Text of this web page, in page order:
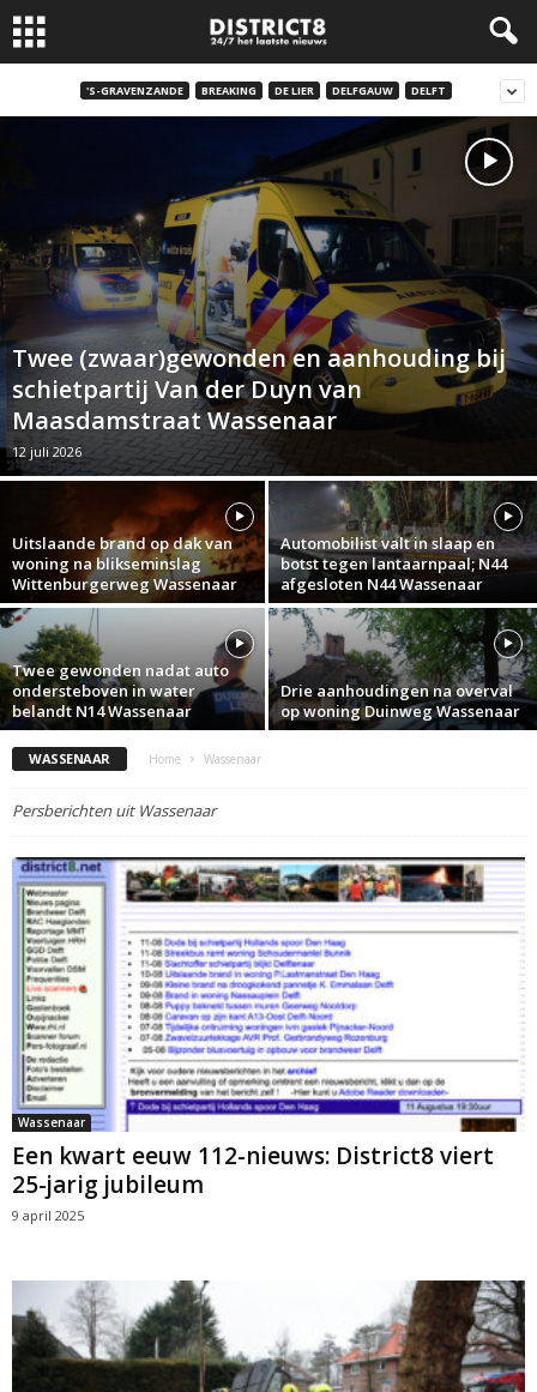
'S-GRAVENZANDE BREAKING DE LIER DELFGAUW DELFT
Twee (zwaar)gewonden en aanhouding bij
schietpartij Van der Duyn van
Maasdamstraat Wassenaar
12 juli 2026
Uitslaande brand op dak van
woning na blikseminslag
Wittenburgerweg Wassenaar
Automobilist valt in slaap en
botst tegen lantaarnpaal; N44
afgesloten N44 Wassenaar
Twee gewonden nadat auto
ondersteboven in water
belandt N14 Wassenaar
Drie aanhoudingen na overval
op woning Duinweg Wassenaar
WASSENAAR Home Wassenaar
Persberichten uit Wassenaar
Wassenaar
Een kwart eeuw 112-nieuws: District8 viert
25-jarig jubileum
9 april 2025